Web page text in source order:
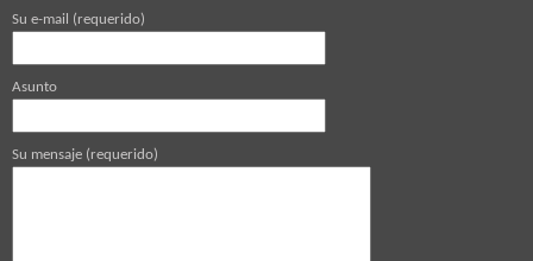
Su e-mail (requerido)
Asunto
Su mensaje (requerido)